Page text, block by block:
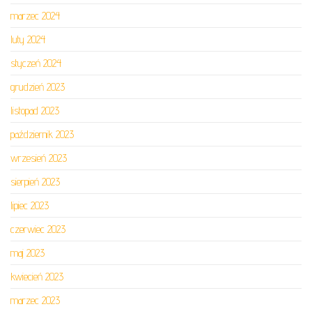
marzec 2024
luty 2024
styczeń 2024
grudzień 2023
listopad 2023
październik 2023
wrzesień 2023
sierpień 2023
lipiec 2023
czerwiec 2023
maj 2023
kwiecień 2023
marzec 2023